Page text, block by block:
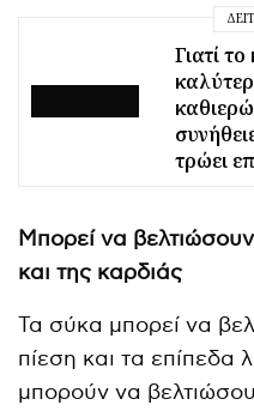
Γιατί
τρώει
Μπορεί να
και της καρδιάς
Τα σύκα μπορεί να
πίεση και τα επίπεδα
μπορούν να